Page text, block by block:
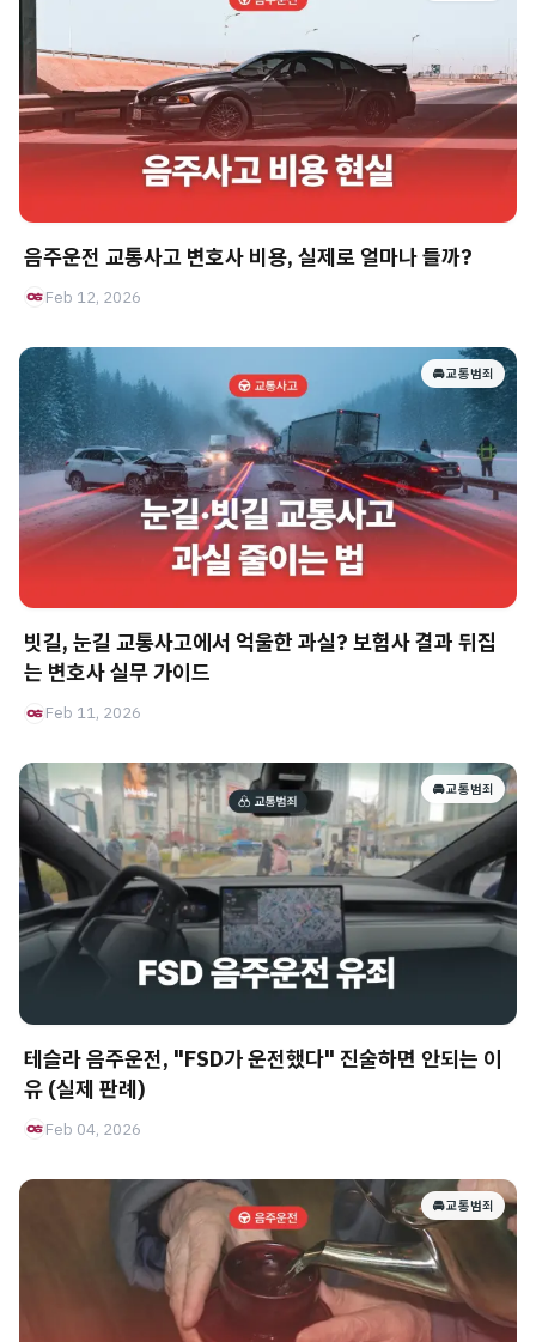
음주운전 교통사고 변호사 비용, 실제로 얼마나 들까?
Feb 12, 2026
🚘 교통범죄
빗길, 눈길 교통사고에서 억울한 과실? 보험사 결과 뒤집
는 변호사 실무 가이드
Feb 11, 2026
🚘 교통범죄
테슬라 음주운전, "FSD가 운전했다" 진술하면 안되는 이
유 (실제 판례)
Feb 04, 2026
🚘 교통범죄